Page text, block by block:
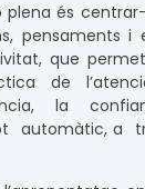
plena és
pensaments
que
de
la
automàtic, a